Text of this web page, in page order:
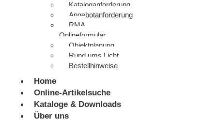
Kataloganforderung
Angebotanforderung
RMA
Onlineformular
Objektplanung
Rund ums Licht
Bestellhinweise
Home
Online-Artikelsuche
Kataloge & Downloads
Über uns